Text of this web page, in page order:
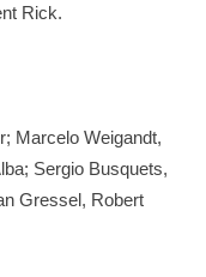
Rick.
Marcelo Weigandt,
Sergio Busquets,
Gressel, Robert